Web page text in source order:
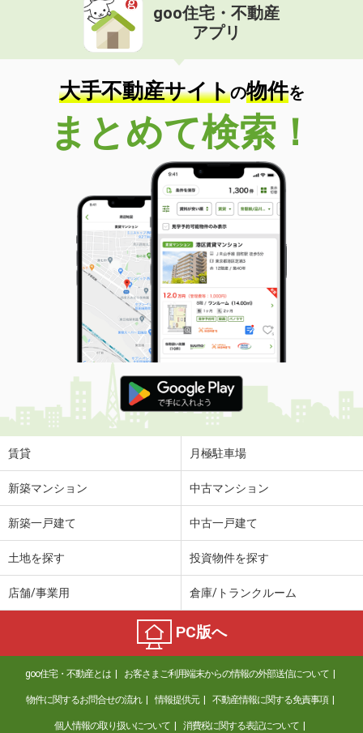
価 格
住 所
東京都武蔵村山市本町３丁目
専有面積 58.64m²
間取り
2LDK
東京都立川市柏町４丁目
価 格
6.50万円
東京都立川市柏町４丁目
27.6m²
間取り
1K
東京都調布市上石原３丁目
価 格
8.30万円
住 所
東京都調布市上石原３丁目
専有面積 31.32m²
間取り
1K
東京都立川市栄町２丁目
価 格
7.20万円
住 所
東京都立川市栄町２丁目
専有面積
東京都杉並区大宮１
23.80万円
東京都西東京市向台町４
4.60万円
住 所
東京都西東京市向台町４
専有面積 16.25m²
間取り
1K
東京都練馬区関町南３
goo住宅・不動産
アプリ
大手不動産サイトの物件を
まとめて検索！
賃貸 月極駐車場
新築マンション 中古マンション
新築一戸建て 中古一戸建て
土地を探す 投資物件を探す
店舗/事業用 倉庫/トランクルーム
PC版へ
goo住宅・不動産とは お客さまご利用端末からの情報の外部送信について
物件に関するお問合せの流れ 情報提供元 不動産情報に関する免責事項
個人情報の取り扱いについて 消費税に関する表記について